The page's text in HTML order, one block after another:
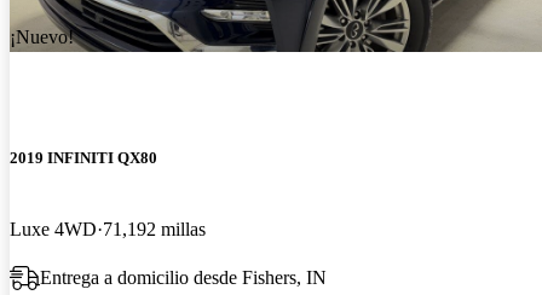
¡Nuevo!
2019 INFINITI QX80
Luxe 4WD 71,192 millas
Entrega a domicilio desde Fishers, IN